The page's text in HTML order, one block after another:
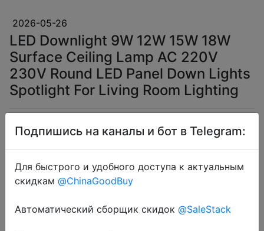
2026-05-26
LED Downlight 9W 12W 15W 18W
Surface Ceiling Lamp AC 220V
230V Round LED Panel Down Lights
Spotlight For Living Room Lighting
$2.6
Coins
Подпишись на каналы и бот в Telegram:
Для быстрого и удобного доступа к актуальным
скидкам @ChinaGoodBuy
Автоматический сборщик скидок @SaleStack